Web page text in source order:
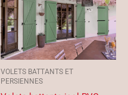
VOLETS BATTANTS ET
PERSIENNES